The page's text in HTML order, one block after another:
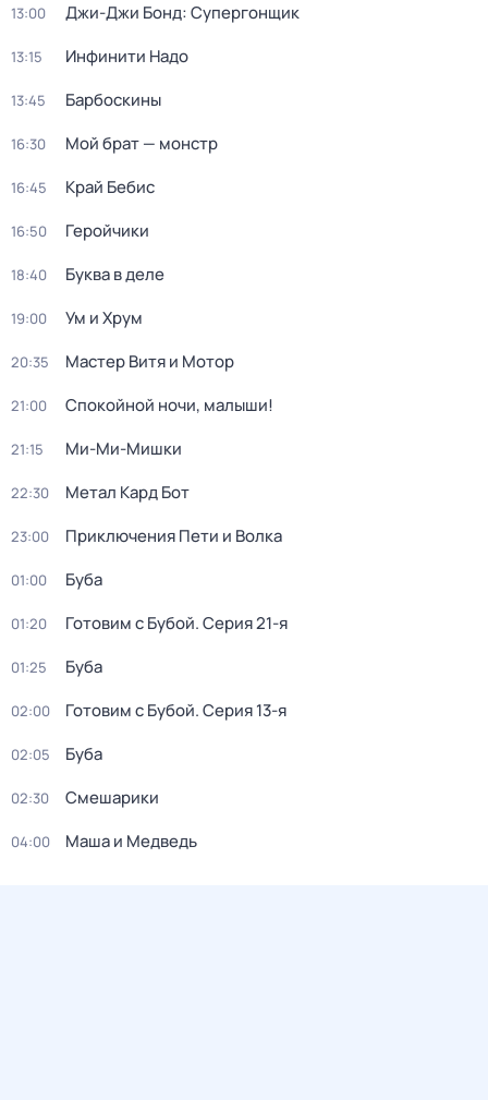
13:00 Джи-Джи Бонд: Супергонщик
13:15 Инфинити Надо
13:45 Барбоскины
16:30 Мой брат — монстр
16:45 Край Бебис
16:50 Геройчики
18:40 Буква в деле
19:00 Ум и Хрум
20:35 Мастер Витя и Мотор
21:00 Спокойной ночи, малыши!
21:15 Ми-Ми-Мишки
22:30 Метал Кард Бот
23:00 Приключения Пети и Волка
01:00 Буба
01:20 Готовим с Бубой. Серия 21-я
01:25 Буба
02:00 Готовим с Бубой. Серия 13-я
02:05 Буба
02:30 Смешарики
04:00 Маша и Медведь